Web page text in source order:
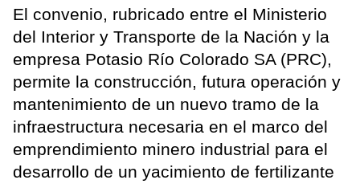
El convenio, rubricado entre el Ministerio
del Interior y Transporte de la Nación y la
empresa Potasio Río Colorado SA (PRC),
permite la construcción, futura operación y
mantenimiento de un nuevo tramo de la
infraestructura necesaria en el marco del
emprendimiento minero industrial para el
desarrollo de un yacimiento de fertilizante